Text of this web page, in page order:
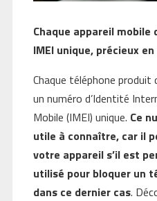
Chaque appareil mobile
IMEI unique, précieux
Chaque téléphone produit
un numéro d’Identité
Mobile (IMEI) unique. Ce
utile à connaître, car il
votre appareil s’il est
utilisé pour bloquer un
dans ce dernier cas.